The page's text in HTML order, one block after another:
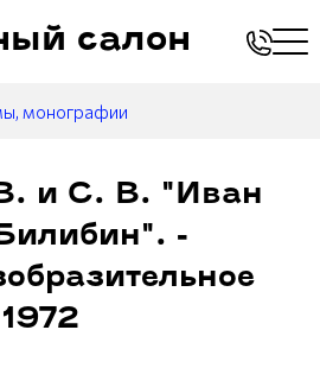
салон
монографии
и С. В. "Иван
-